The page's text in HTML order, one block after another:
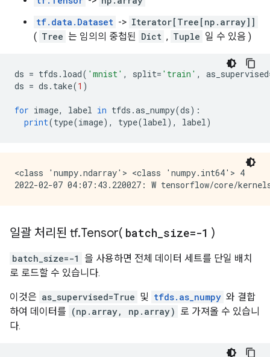
tf.data.Dataset -> Iterator[Tree[np.array]]
( Tree 는 임의의 중첩된 Dict , Tuple 일 수 있음 )
ds = tfds . load( 'mnist' , split= 'train' , as_supervised
ds = ds . take(1 )
for image, label in tfds .as_numpy(ds):
print(type(image), type(label), label)
<class 'numpy.ndarray'> <class 'numpy.int64'> 4
일괄 처리된 tf.Tensor( batch size=-1 )
batch_size=-1
을 사용하면 전체 데이터 세트를 단일 배치
로 로드할 수 있습니다.
이것은 as_supervised=True 및 tfds.as_numpy 와 결합
하여 데이터를 (np.array, np.array) 로 가져올 수 있습니
다.